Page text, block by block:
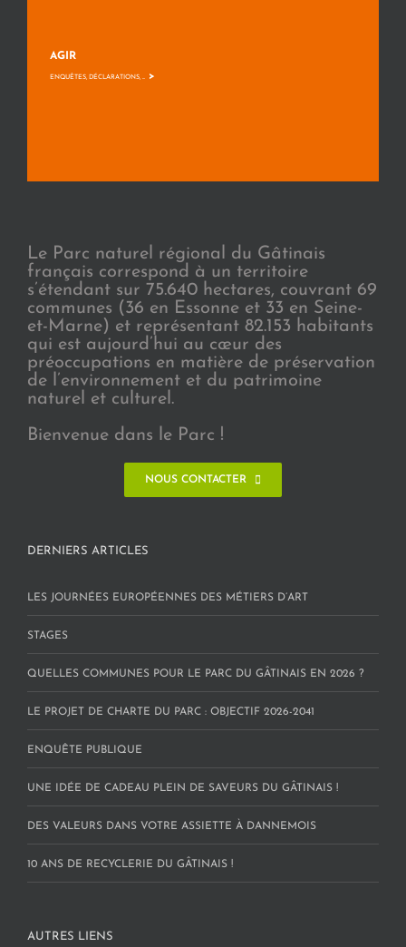
AGIR
ENQUÊTES, DÉCLARATIONS, ... >
Le Parc naturel régional du Gâtinais
français correspond à un territoire
s’étendant sur 75.640 hectares, couvrant 69
communes (36 en Essonne et 33 en Seine-
et-Marne) et représentant 82.153 habitants
qui est aujourd’hui au cœur des
préoccupations en matière de préservation
de l’environnement et du patrimoine
naturel et culturel.
Bienvenue dans le Parc !
NOUS CONTACTER
DERNIERS ARTICLES
LES JOURNÉES EUROPÉENNES DES MÉTIERS D’ART
STAGES
QUELLES COMMUNES POUR LE PARC DU GÂTINAIS EN 2026 ?
LE PROJET DE CHARTE DU PARC : OBJECTIF 2026-2041
ENQUÊTE PUBLIQUE
UNE IDÉE DE CADEAU PLEIN DE SAVEURS DU GÂTINAIS !
DES VALEURS DANS VOTRE ASSIETTE À DANNEMOIS
10 ANS DE RECYCLERIE DU GÂTINAIS !
AUTRES LIENS